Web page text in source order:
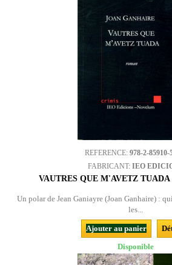
REFERENCE: 978-2-85910-
FABRICANT: IEO
VAUTRES QUE M'AVETZ
Un polar de Jean Ganiayre (Joan Ganhaire) :
les...
Ajouter au panier
Disponible